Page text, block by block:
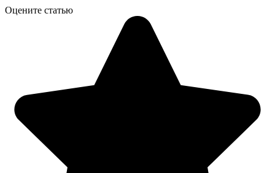
Оцените статью